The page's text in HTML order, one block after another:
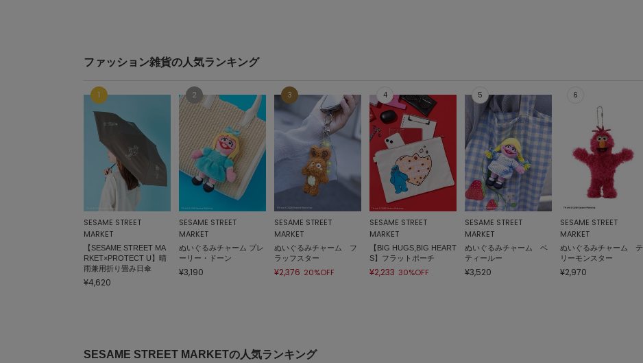
ファッション雑貨の人気ランキング
SESAME STREET
MARKET
【SESAME STREET MA
RKET×PROTECT U】晴
雨兼用折り畳み日傘
¥4,620
SESAME STREET
MARKET
ぬいぐるみチャーム プレ
ーリー・ドーン
¥3,190
SESAME STREET
MARKET
ぬいぐるみチャーム フ
ラッフスター
¥2,376 20%OFF
SESAME STREET
MARKET
【BIG HUGS,BIG HEART
S】フラットポーチ
¥2,233 30%OFF
SESAME STREET
MARKET
ぬいぐるみチャーム ベ
ティールー
¥3,520
SESAME STREET
MARKET
ぬいぐるみチャーム テ
リーモンスター
¥2,970
SESAME STREET MARKETの人気ランキング